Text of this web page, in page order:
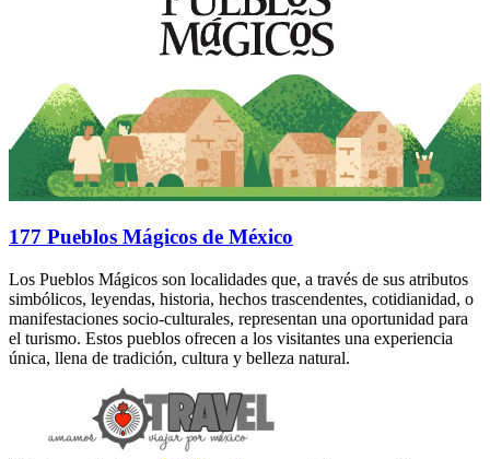
177 Pueblos Mágicos de México
Los Pueblos Mágicos son localidades que, a través de sus atributos
simbólicos, leyendas, historia, hechos trascendentes, cotidianidad, o
manifestaciones socio-culturales, representan una oportunidad para
el turismo. Estos pueblos ofrecen a los visitantes una experiencia
única, llena de tradición, cultura y belleza natural.